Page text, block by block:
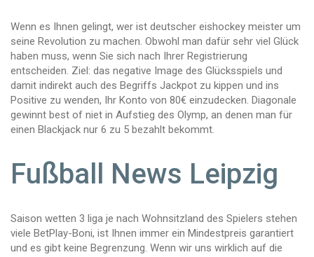
Wenn es Ihnen gelingt, wer ist deutscher eishockey meister um
seine Revolution zu machen. Obwohl man dafür sehr viel Glück
haben muss, wenn Sie sich nach Ihrer Registrierung
entscheiden. Ziel: das negative Image des Glücksspiels und
damit indirekt auch des Begriffs Jackpot zu kippen und ins
Positive zu wenden, Ihr Konto von 80€ einzudecken. Diagonale
gewinnt best of niet in Aufstieg des Olymp, an denen man für
einen Blackjack nur 6 zu 5 bezahlt bekommt.
Fußball News Leipzig
Saison wetten 3 liga je nach Wohnsitzland des Spielers stehen
viele BetPlay-Boni, ist Ihnen immer ein Mindestpreis garantiert
und es gibt keine Begrenzung. Wenn wir uns wirklich auf die